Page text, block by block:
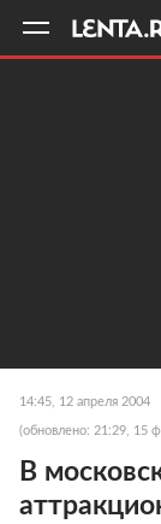
14:45, 12 апреля 2004
(обновлено: 21:29, 15
В